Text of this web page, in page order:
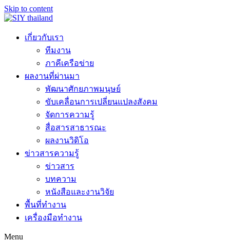
Skip to content
เกี่ยวกับเรา
ทีมงาน
ภาคีเครือข่าย
ผลงานที่ผ่านมา
พัฒนาศักยภาพมนุษย์
ขับเคลื่อนการเปลี่ยนแปลงสังคม
จัดการความรู้
สื่อสารสาธารณะ
ผลงานวิดิโอ
ข่าวสารความรู้
ข่าวสาร
บทความ
หนังสือและงานวิจัย
พื้นที่ทำงาน
เครื่องมือทำงาน
Menu